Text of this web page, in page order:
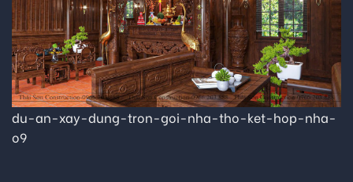
du-an-xay-dung-tron-goi-nha-tho-ket-hop-nha-
o9